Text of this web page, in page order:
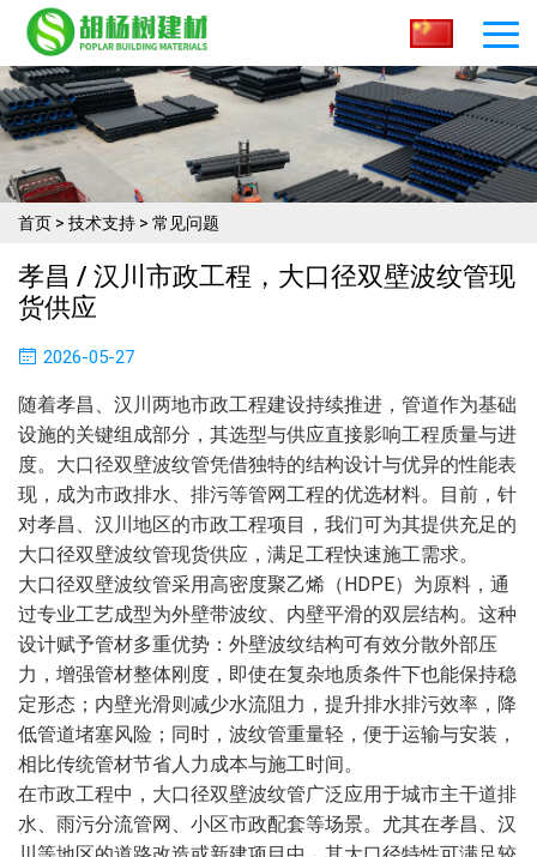
首页 > 技术支持 > 常见问题
孝昌 / 汉川市政工程，大口径双壁波纹管现
货供应
2026-05-27
随着孝昌、汉川两地市政工程建设持续推进，管道作为基础
设施的关键组成部分，其选型与供应直接影响工程质量与进
度。大口径双壁波纹管凭借独特的结构设计与优异的性能表
现，成为市政排水、排污等管网工程的优选材料。目前，针
对孝昌、汉川地区的市政工程项目，我们可为其提供充足的
大口径双壁波纹管现货供应，满足工程快速施工需求。
大口径双壁波纹管采用高密度聚乙烯（HDPE）为原料，通
过专业工艺成型为外壁带波纹、内壁平滑的双层结构。这种
设计赋予管材多重优势：外壁波纹结构可有效分散外部压
力，增强管材整体刚度，即使在复杂地质条件下也能保持稳
定形态；内壁光滑则减少水流阻力，提升排水排污效率，降
低管道堵塞风险；同时，波纹管重量轻，便于运输与安装，
相比传统管材节省人力成本与施工时间。
在市政工程中，大口径双壁波纹管广泛应用于城市主干道排
水、雨污分流管网、小区市政配套等场景。尤其在孝昌、汉